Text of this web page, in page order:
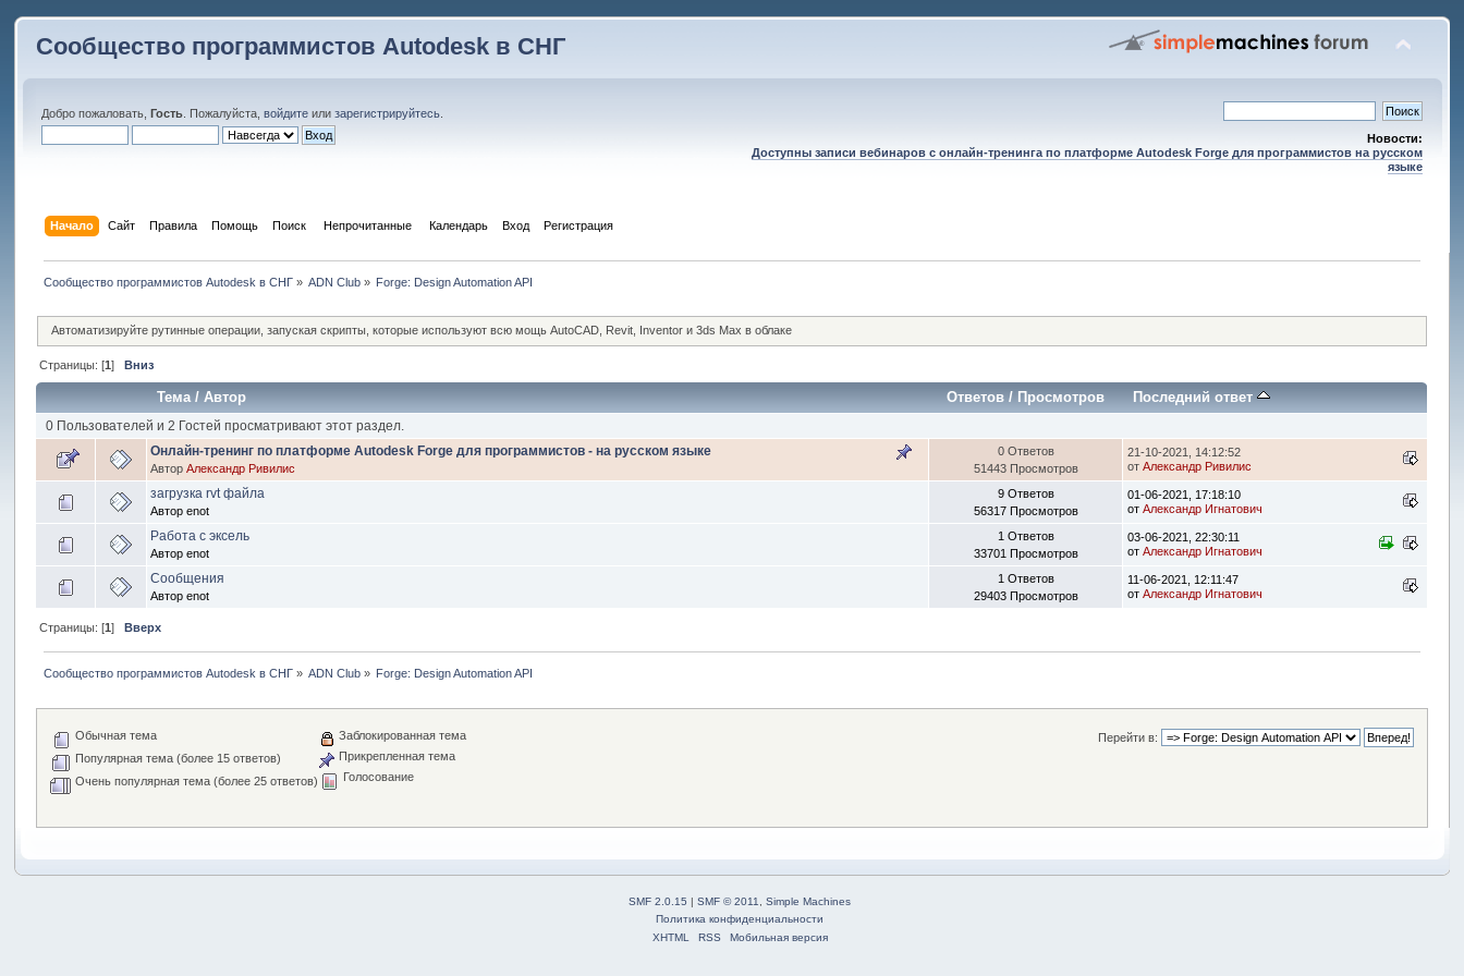
Сообщество программистов Autodesk в СНГ
Добро пожаловать,Гость . Пожалуйста,войдите илизарегистрируйтесь
Новости:
Доступны записи вебинаров с онлайн-тренинга по платформе Autodesk Forge для программистов на русском
языке
Начало Сайт Правила Помощь Поиск Непрочитанные Календарь Вход Регистрация
Сообщество программистов Autodesk в СНГ» ADN Club » Forge: Design Automation API
Автоматизируйте рутинные операции, запуская скрипты, которые используют всю мощь AutoCAD, Revit, Inventor и 3ds Max в облаке
Страницы: [1] Вниз
Тема/ Автор Ответов/ Просмотров Последний ответ
0 Пользователей и 2 Гостей просматривают этот раздел.
Онлайн-тренинг по платформе Autodesk Forge для программистов - на русском языке
АвторАлександр Ривилис
0 Ответов
51443 Просмотров
21-10-2021, 14:12:52
отАлександр Ривилис
загрузка rvt файла
Авторenot
9 Ответов
56317 Просмотров
01-06-2021, 17:18:10
отАлександр Игнатович
Работа с эксель
Авторenot
1 Ответов
33701 Просмотров
03-06-2021, 22:30:11
отАлександр Игнатович
Сообщения
Авторenot
1 Ответов
29403 Просмотров
11-06-2021, 12:11:47
отАлександр Игнатович
Страницы: [1] Вверх
Сообщество программистов Autodesk в СНГ» ADN Club » Forge: Design Automation API
Перейти в:
Обычная тема
Популярная тема (более 15 ответов)
Очень популярная тема (более 25 ответов)
Заблокированная тема
Прикрепленная тема
Голосование
SMF 2.0.15 |SMF © 2011 ,Simple Machines
Политика конфиденциальности
XHTML
RSS Мобильная версия